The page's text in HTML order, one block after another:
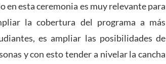
en esta ceremonia es muy relevante para
la cobertura del programa a más
es ampliar las posibilidades de
y con esto tender a nivelar la cancha